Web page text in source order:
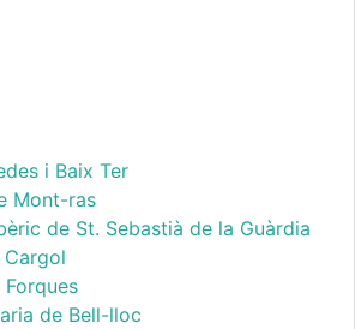
i Baix Ter
Mont-ras
de St. Sebastià de la Guàrdia
Cargol
Forques
de Bell-lloc